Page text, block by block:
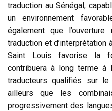
traduction au Sénégal,
un environnement
également que
traduction et d’interprétation
Saint Louis favorise la
contribuera à long terme à
traducteurs qualifiés sur le
ailleurs que les
progressivement des